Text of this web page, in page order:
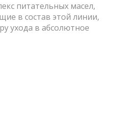
питательных масел,
в состав этой линии,
ухода в абсолютное